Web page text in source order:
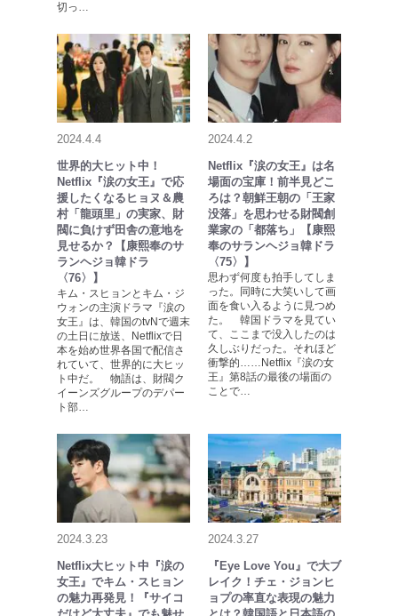
切っ…
2024.4.4
世界的大ヒット中！
Netflix『涙の女王』で応
援したくなるヒョヌ＆農
村「龍頭里」の実家、財
閥に負けず田舎の意地を
見せるか？【康熙奉のサ
ランヘジョ韓ドラ
〈76〉】
キム・スヒョンとキム・ジ
ウォンの主演ドラマ『涙の
女王』は、韓国のtvNで週末
の土日に放送、Netflixで日
本を始め世界各国で配信さ
れていて、世界的に大ヒッ
ト中だ。 物語は、財閥ク
イーンズグループのデパー
ト部…
2024.4.2
Netflix『涙の女王』は名
場面の宝庫！前半見どこ
ろは？朝鮮王朝の「王家
没落」を思わせる財閥創
業家の「都落ち」【康熙
奉のサランヘジョ韓ドラ
〈75〉】
思わず何度も拍手してしま
った。同時に大笑いして画
面を食い入るように見つめ
た。 韓国ドラマを見てい
て、ここまで没入したのは
久しぶりだった。それほど
衝撃的……Netflix『涙の女
王』第8話の最後の場面の
ことで…
2024.3.23
Netflix大ヒット中『涙の
女王』でキム・スヒョン
の魅力再発見！『サイコ
2024.3.27
『Eye Love You』で大ブ
レイク！チェ・ジョンヒ
ョプの率直な表現の魅力